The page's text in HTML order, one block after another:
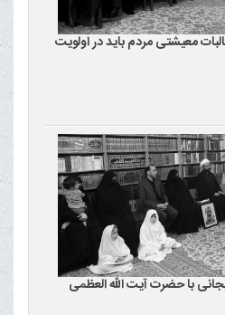
معیشتی مردم باید در اولویت
با حضرت آیت الله العظمی